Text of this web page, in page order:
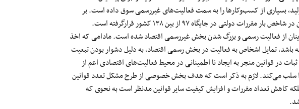
بسیاری ازکسب‌وکارهارا به سمتفعالیت‌هایغیررسمیسوق داده است.بر
در شاخص بار مقررات دولتی در جایگاه۹۷از بین۱۳۸کشور قرارگرفته است.
از فعالیت رسمی و بزرگ شدن بخش غیررسمی اقتصاد شده است.مادامیکهاخذ
باشد، تمایل اشخاص به فعالیت در بخش رسمی اقتصاد،به دلیلدشواربودن تبعیت
در قوانین منجر به ایجادنا اطمینانیدر محیطفعالیت‌هایاقتصادی اعم از
سلبمی‌کند. لازم به ذکر است که هدفبخش خصوصیاز طرح مشکل تعدد قوانین
کاهش تعداد مقررات و افزایش کیفیت سایر قوانین مدنظر استبهنحویکه